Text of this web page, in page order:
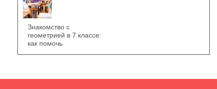
Знакомство с
геометрией в 7 классе:
как помочь